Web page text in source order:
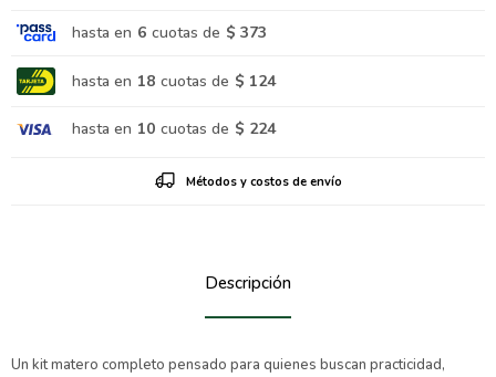
hasta en 6 cuotas de $ 373
hasta en 18 cuotas de $ 124
hasta en 10 cuotas de $ 224
Métodos y costos de envío
Descripción
Un kit matero completo pensado para quienes buscan practicidad,